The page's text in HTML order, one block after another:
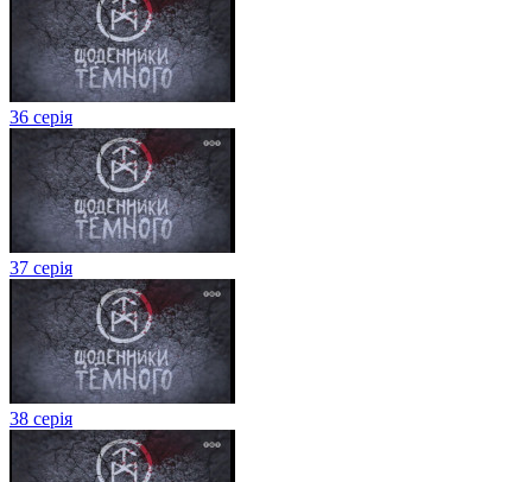
36 серія
37 серія
38 серія